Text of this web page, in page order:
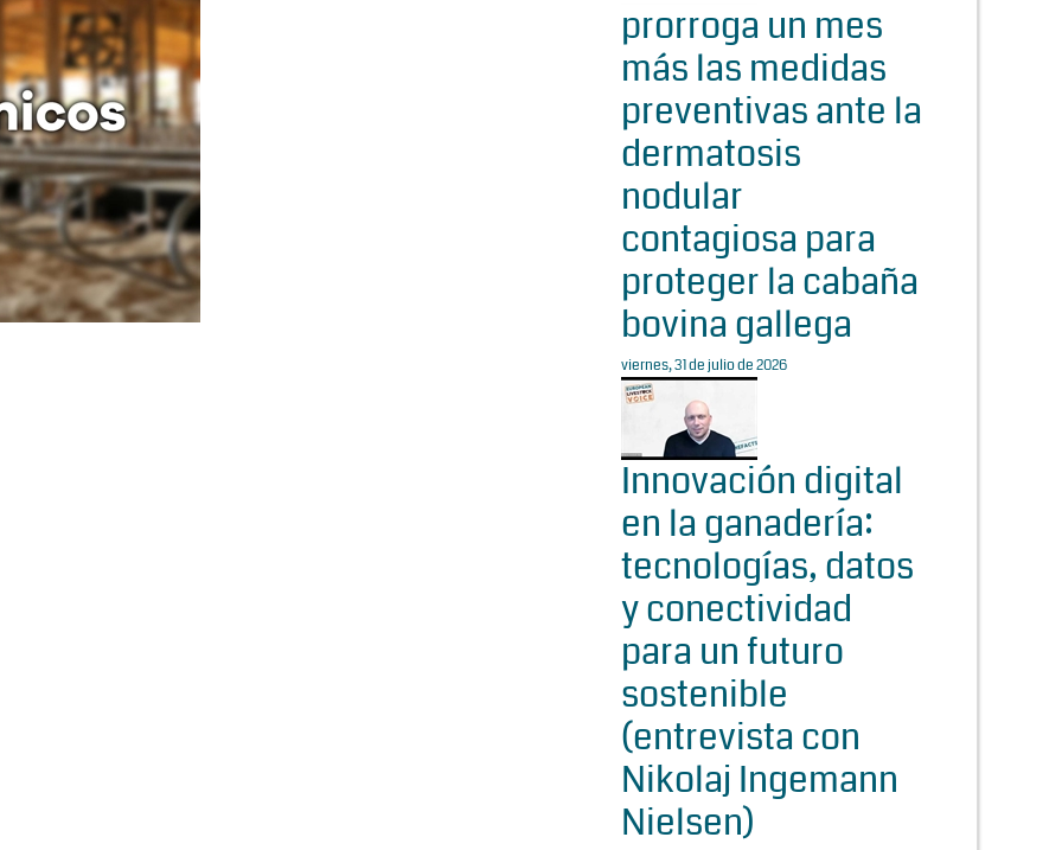
prorroga un mes
más las medidas
preventivas ante la
dermatosis
nodular
contagiosa para
proteger la cabaña
bovina gallega
viernes, 31 de julio de 2026
Innovación digital
en la ganadería:
tecnologías, datos
y conectividad
para un futuro
sostenible
(entrevista con
Nikolaj Ingemann
Nielsen)